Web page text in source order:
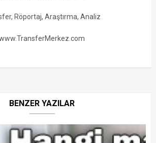
Röportaj, Araştırma, Analiz
BENZER YAZILAR